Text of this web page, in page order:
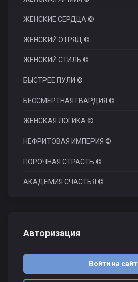
ЖЕНСКИЕ СЕРДЦА ©
ЖЕНСКИЙ ОТРЯД ©
ЖЕНСКИЙ СТИЛЬ ©
БЫСТРЕЕ ПУЛИ ©
БЕССМЕРТНАЯ ГВАРДИЯ ©
ЖЕНСКАЯ ЛОГИКА ©
НЕФРИТОВАЯ ИМПЕРИЯ ©
ПОРОЧНАЯ СТРАСТЬ ©
АКАДЕМИЯ СЧАСТЬЯ ©
Авторизация
Войти на сайт